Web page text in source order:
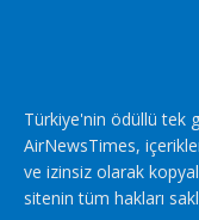
Türkiye'nin ödüllü tek
AirNewsTimes,
ve izinsiz olarak
sitenin tüm hakları